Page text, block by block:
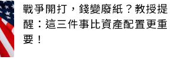
戰爭開打，錢變廢紙？教授提
醒：這三件事比資產配置更重
要！